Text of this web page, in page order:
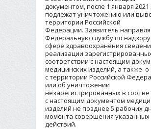
документом, после 1 января 2021
подлежат уничтожению или
территории Российской
Федерации. Заявитель
Федеральную службу по
сфере здравоохранения
реализации
соответствии с настоящим
медицинских изделий, а также
с территории Российской
или об уничтожении
незарегистрированных в
с настоящим документом
изделий не позднее 5 рабочих
момента совершения указанных
действий.